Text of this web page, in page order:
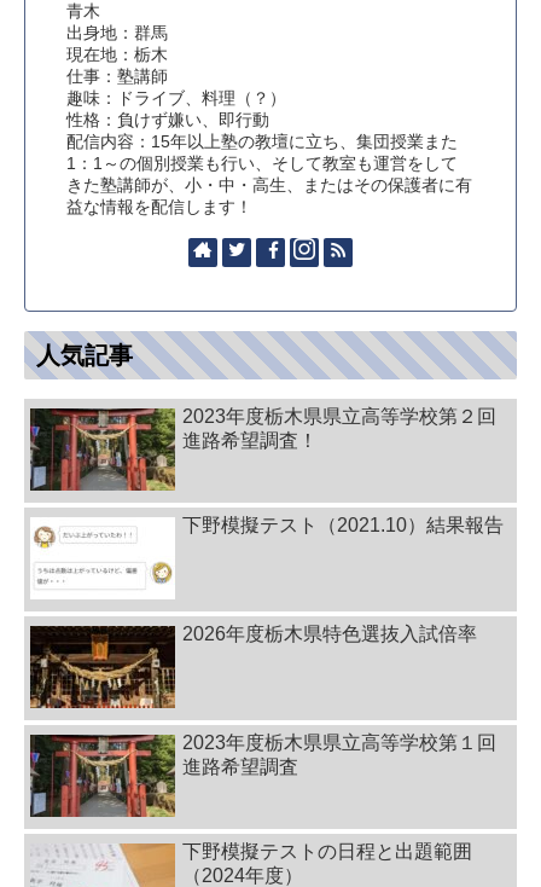
青木
出身地：群馬
現在地：栃木
仕事：塾講師
趣味：ドライブ、料理（？）
性格：負けず嫌い、即行動
配信内容：15年以上塾の教壇に立ち、集団授業また
1：1～の個別授業も行い、そして教室も運営をして
きた塾講師が、小・中・高生、またはその保護者に有
益な情報を配信します！
人気記事
2023年度栃木県県立高等学校第２回
進路希望調査！
下野模擬テスト（2021.10）結果報告
2026年度栃木県特色選抜入試倍率
2023年度栃木県県立高等学校第１回
進路希望調査
下野模擬テストの日程と出題範囲
（2024年度）